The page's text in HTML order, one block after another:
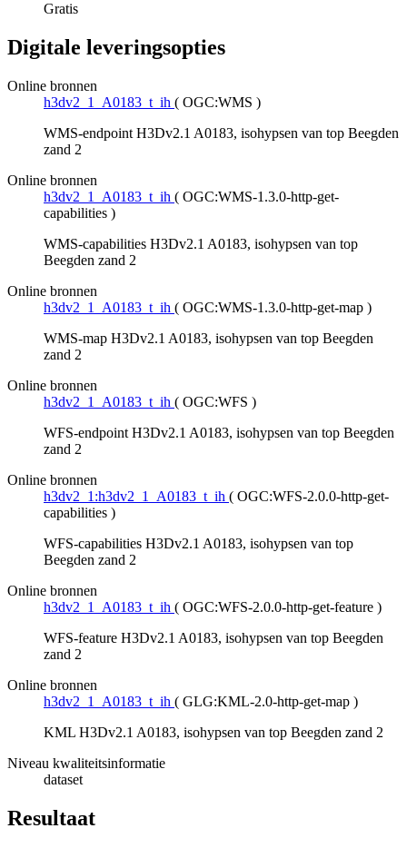
Gratis
Digitale leveringsopties
Online bronnen
h3dv2_1_A0183_t_ih ( OGC:WMS )
WMS-endpoint H3Dv2.1 A0183, isohypsen van top Beegden
zand 2
Online bronnen
h3dv2_1_A0183_t_ih ( OGC:WMS-1.3.0-http-get-
capabilities )
WMS-capabilities H3Dv2.1 A0183, isohypsen van top
Beegden zand 2
Online bronnen
h3dv2_1_A0183_t_ih ( OGC:WMS-1.3.0-http-get-map )
WMS-map H3Dv2.1 A0183, isohypsen van top Beegden
zand 2
Online bronnen
h3dv2_1_A0183_t_ih ( OGC:WFS )
WFS-endpoint H3Dv2.1 A0183, isohypsen van top Beegden
zand 2
Online bronnen
h3dv2_1:h3dv2_1_A0183_t_ih ( OGC:WFS-2.0.0-http-get-
capabilities )
WFS-capabilities H3Dv2.1 A0183, isohypsen van top
Beegden zand 2
Online bronnen
h3dv2_1_A0183_t_ih ( OGC:WFS-2.0.0-http-get-feature )
WFS-feature H3Dv2.1 A0183, isohypsen van top Beegden
zand 2
Online bronnen
h3dv2_1_A0183_t_ih ( GLG:KML-2.0-http-get-map )
KML H3Dv2.1 A0183, isohypsen van top Beegden zand 2
Niveau kwaliteitsinformatie
dataset
Resultaat